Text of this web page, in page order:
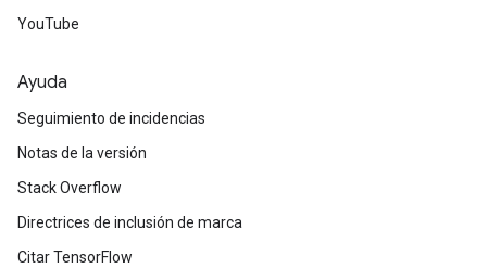
YouTube
Ayuda
Seguimiento de incidencias
Notas de la versión
Stack Overflow
Directrices de inclusión de marca
Citar TensorFlow